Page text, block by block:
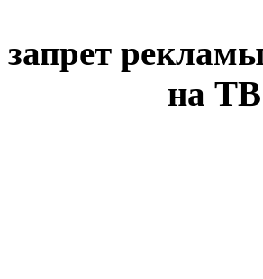
на ТВ